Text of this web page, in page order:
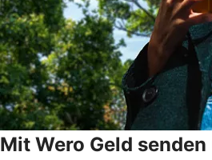
Mit Wero Geld